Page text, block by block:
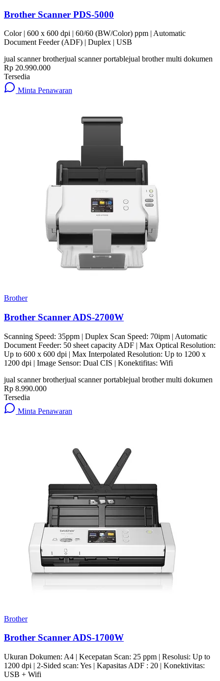
Brother Scanner PDS-5000
Color | 600 x 600 dpi | 60/60 (BW/Color) ppm | Automatic
Document Feeder (ADF) | Duplex | USB
jual scanner brotherjual scanner portablejual brother multi dokumen
Rp 20.990.000
Tersedia
Minta Penawaran
Brother
Brother Scanner ADS-2700W
Scanning Speed: 35ppm | Duplex Scan Speed: 70ipm | Automatic
Document Feeder: 50 sheet capacity ADF | Max Optical Resolution:
Up to 600 x 600 dpi | Max Interpolated Resolution: Up to 1200 x
1200 dpi | Image Sensor: Dual CIS | Konektifitas: Wifi
jual scanner brotherjual scanner portablejual brother multi dokumen
Rp 8.990.000
Tersedia
Minta Penawaran
Brother
Brother Scanner ADS-1700W
Ukuran Dokumen: A4 | Kecepatan Scan: 25 ppm | Resolusi: Up to
1200 dpi | 2-Sided scan: Yes | Kapasitas ADF : 20 | Konektivitas:
USB + Wifi